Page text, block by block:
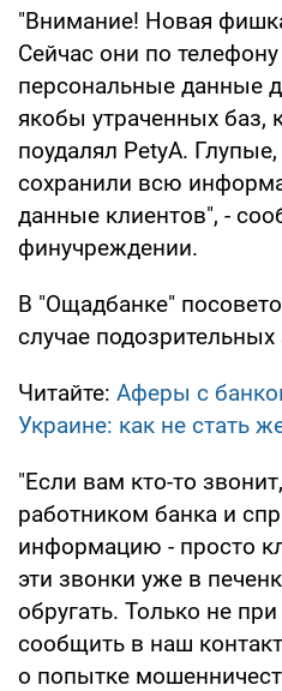
"Внимание! Новая
Сейчас они по
персональные данные
якобы утраченных баз,
поудалял PetyA.
сохранили всю
данные клиентов", -
финучреждении.
В "Ощадбанке"
случае
Читайте: Аферы с
Украине: как не стать
"Если вам кто-то
работником банка и
информацию - просто
эти звонки уже в
обругать. Только не
сообщить в наш
о попытке